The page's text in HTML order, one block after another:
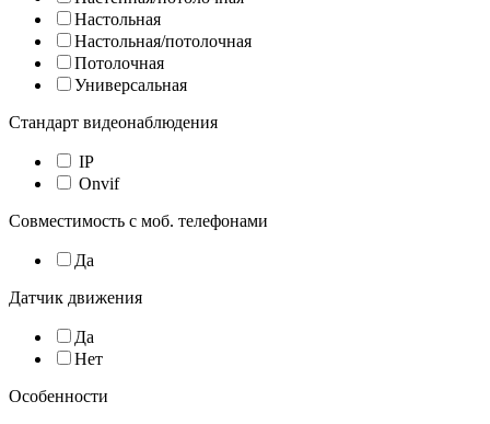
Настольная
Настольная/потолочная
Потолочная
Универсальная
Стандарт видеонаблюдения
IP
Onvif
Совместимость с моб. телефонами
Да
Датчик движения
Да
Нет
Особенности